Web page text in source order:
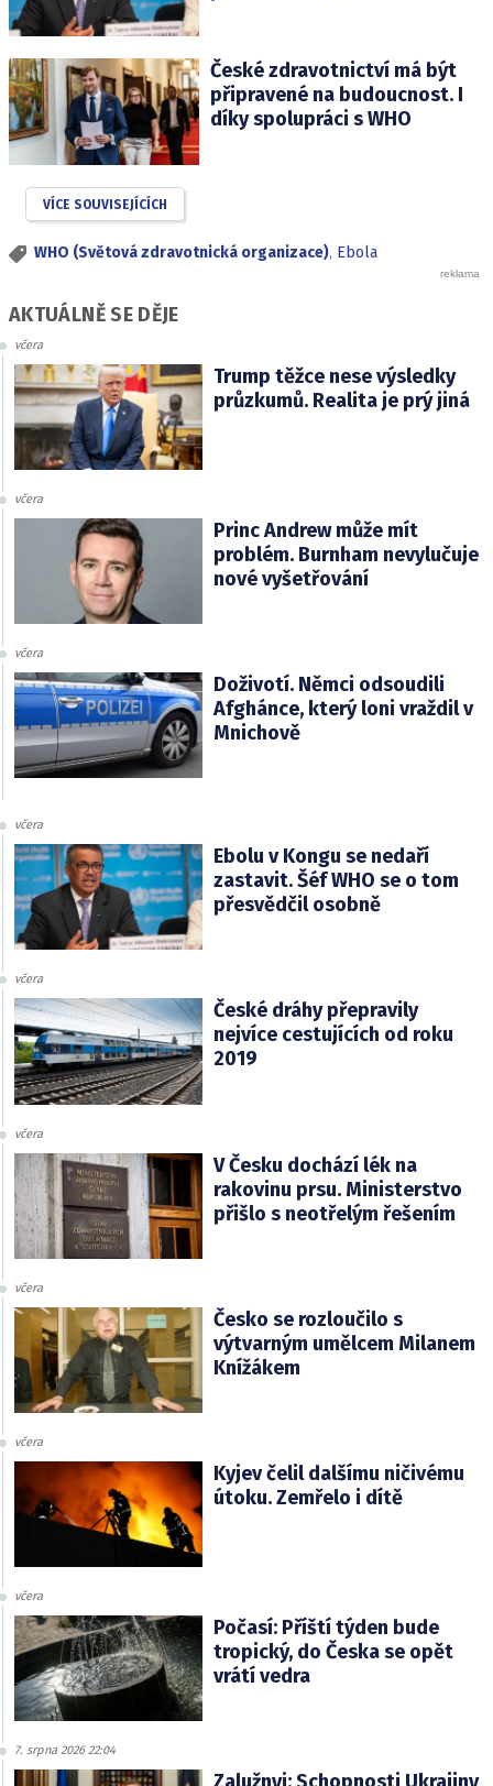
České zdravotnictví má být
připravené na budoucnost. I
díky spolupráci s WHO
VÍCE SOUVISEJÍCÍCH
WHO (Světová zdravotnická organizace), Ebola
AKTUÁLNĚ SE DĚJE
včera
Trump těžce nese výsledky
průzkumů. Realita je prý jiná
včera
Princ Andrew může mít
problém. Burnham nevylučuje
nové vyšetřování
včera
Doživotí. Němci odsoudili
Afghánce, který loni vraždil v
Mnichově
včera
Ebolu v Kongu se nedaří
zastavit. Šéf WHO se o tom
přesvědčil osobně
včera
České dráhy přepravily
nejvíce cestujících od roku
2019
včera
V Česku dochází lék na
rakovinu prsu. Ministerstvo
přišlo s neotřelým řešením
včera
Česko se rozloučilo s
výtvarným umělcem Milanem
Knížákem
včera
Kyjev čelil dalšímu ničivému
útoku. Zemřelo i dítě
včera
Počasí: Příští týden bude
tropický, do Česka se opět
vrátí vedra
7. srpna 2026 22:04